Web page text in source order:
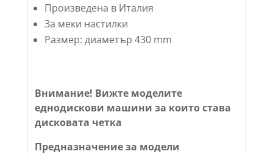
Произведена в Италия
За меки настилки
Размер: диаметър 430 mm
Внимание! Вижте моделите
еднодискови машини за които става
дисковата четка
Предназначение за модели